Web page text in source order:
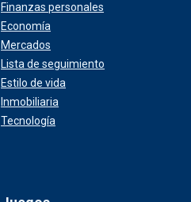
Finanzas personales
Economía
Mercados
Lista de seguimiento
Estilo de vida
Inmobiliaria
Tecnología